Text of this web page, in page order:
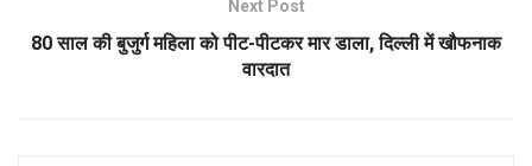
Next Post
80 साल की बुजुर्ग महिला को पीट-पीटकर मार डाला, दिल्ली में खौफनाक
वारदात